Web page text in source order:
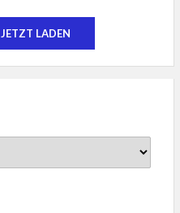
JETZT LADEN